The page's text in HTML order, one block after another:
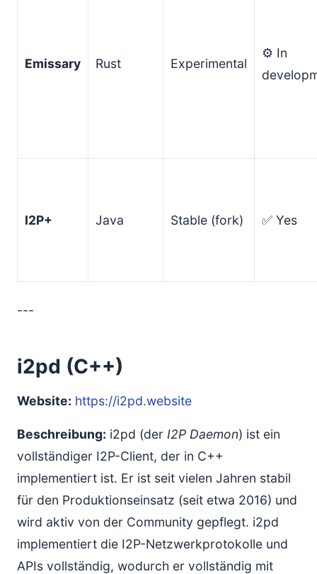
Emissary Rust Experimental
⚙️ In
I2P+ Java Stable (fork) ✅ Yes
---
i2pd (C++)
Website: https://i2pd.website
Beschreibung: i2pd (der I2P Daemon) ist ein
vollständiger I2P-Client, der in C++
implementiert ist. Er ist seit vielen Jahren stabil
für den Produktionseinsatz (seit etwa 2016) und
wird aktiv von der Community gepflegt. i2pd
implementiert die I2P-Netzwerkprotokolle und
APIs vollständig, wodurch er vollständig mit